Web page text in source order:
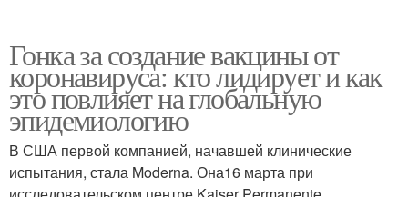
Гонка за создание вакцины от
коронавируса: кто лидирует и как
это повлияет на глобальную
эпидемиологию
В США первой компанией, начавшей клинические
испытания, стала Moderna. Она16 марта при